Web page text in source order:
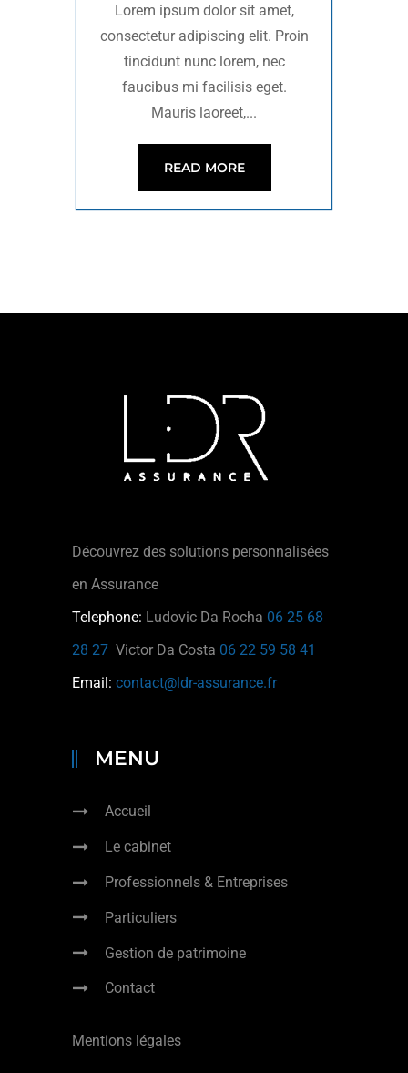
Lorem ipsum dolor sit amet,
consectetur adipiscing elit. Proin
tincidunt nunc lorem, nec
faucibus mi facilisis eget.
Mauris laoreet,...
READ MORE
Découvrez des solutions personnalisées
en Assurance
Telephone: Ludovic Da Rocha 06 25 68
28 27 Victor Da Costa 06 22 59 58 41
Email: contact@ldr-assurance.fr
MENU
Accueil
Le cabinet
Professionnels & Entreprises
Particuliers
Gestion de patrimoine
Contact
Mentions légales